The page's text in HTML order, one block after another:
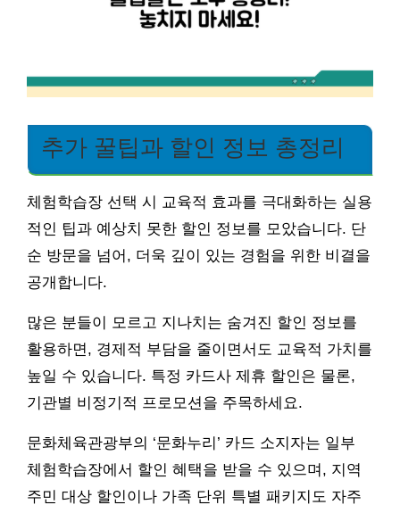
추가 꿀팁과 할인 정보 총정리
체험학습장 선택 시 교육적 효과를 극대화하는 실용
적인 팁과 예상치 못한 할인 정보를 모았습니다. 단
순 방문을 넘어, 더욱 깊이 있는 경험을 위한 비결을
공개합니다.
많은 분들이 모르고 지나치는 숨겨진 할인 정보를
활용하면, 경제적 부담을 줄이면서도 교육적 가치를
높일 수 있습니다. 특정 카드사 제휴 할인은 물론,
기관별 비정기적 프로모션을 주목하세요.
문화체육관광부의 ‘문화누리’ 카드 소지자는 일부
체험학습장에서 할인 혜택을 받을 수 있으며, 지역
주민 대상 할인이나 가족 단위 특별 패키지도 자주